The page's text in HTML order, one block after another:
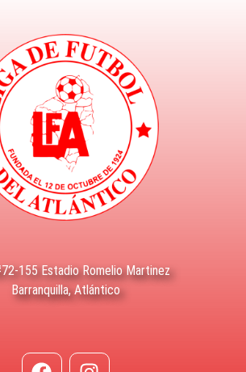
155 Estadio Romelio Martinez
Barranquilla, Atlántico